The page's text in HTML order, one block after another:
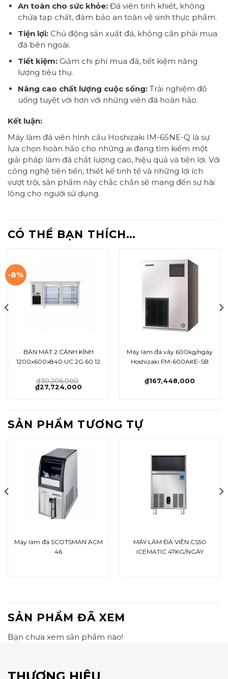
An toàn cho sức khỏe:Đá viên tinh khiết, không
chứa tạp chất, đảm bảo an toàn vệ sinh thực phẩm.
Tiện lợi:Chủ động sản xuất đá, không cần phải mua
đá bên ngoài.
Tiết kiệm:Giảm chi phí mua đá, tiết kiệm năng
lượng tiêu thụ.
Nâng cao chất lượng cuộc sống:Trải nghiệm đồ
uống tuyệt vời hơn với những viên đá hoàn hảo.
Kết luận:
Máy làm đá viên hình cầu Hoshizaki IM-65NE-Q là sự
lựa chọn hoàn hảo cho những ai đang tìm kiếm một
giải pháp làm đá chất lượng cao, hiệu quả và tiện lợi. Với
công nghệ tiên tiến, thiết kế tinh tế và những lợi ích
vượt trội, sản phẩm này chắc chắn sẽ mang đến sự hài
lòng cho người sử dụng.
CÓ THỂ BẠN THÍCH…
-8%
BÀN MÁT 2 CÁNH KÍNH
1200x600x840 UC 2G 60 12
₫30,206,000
₫27,724,000
Máy làm đá vảy 600kg/ngày
Hoshizaki FM-600AKE-SB
₫167,448,000
SẢN PHẨM TƯƠNG TỰ
Máy làm đá SCOTSMAN ACM
46
MÁY LÀM ĐÁ VIÊN CS50
ICEMATIC 47KG/NGÀY
SẢN PHẨM ĐÃ XEM
Bạn chưa xem sản phẩm nào!